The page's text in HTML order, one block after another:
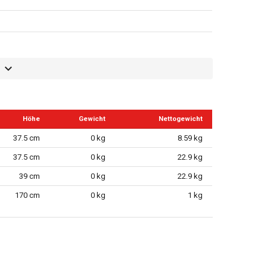
Höhe Gewicht Nettogewicht
37.5 cm 0 kg 8.59 kg
37.5 cm 0 kg 22.9 kg
39 cm 0 kg 22.9 kg
170 cm 0 kg 1 kg